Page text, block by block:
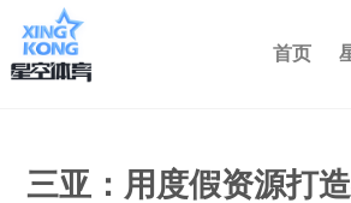
首页
三亚：用度假资源打